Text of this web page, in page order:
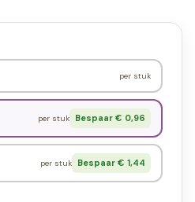
per stuk
per stuk Bespaar € 0,96
per stuk Bespaar € 1,44